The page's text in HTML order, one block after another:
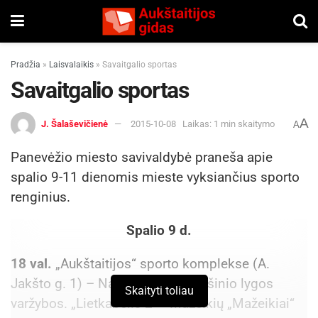
Pradžia » Laisvalaikis » Savaitgalio sportas
Savaitgalio sportas
J. Šalaševičienė 2015-10-08 Laikas: 1 min skaitymo AA
Panevėžio miesto savivaldybė praneša apie
spalio 9-11 dienomis mieste vyksiančius sporto
renginius.
Spalio 9 d.
18 val. „Aukštaitijos“ sporto komplekse (A.
Jakšto g. 1) – Nacionalinės krepšinio lygos
varžybos. „Lietkabelis-2“ –Mažeikių „Mažeikiai“
Skaityti toliau